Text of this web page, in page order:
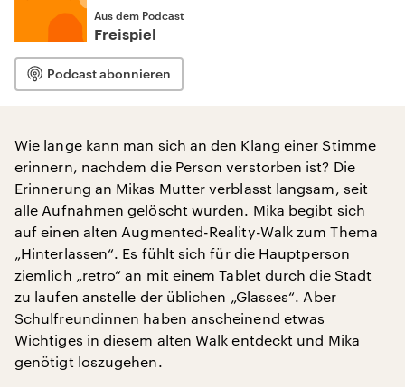
Aus dem Podcast
Freispiel
Podcast abonnieren
Wie lange kann man sich an den Klang einer Stimme
erinnern, nachdem die Person verstorben ist? Die
Erinnerung an Mikas Mutter verblasst langsam, seit
alle Aufnahmen gelöscht wurden. Mika begibt sich
auf einen alten Augmented-Reality-Walk zum Thema
„Hinterlassen“. Es fühlt sich für die Hauptperson
ziemlich „retro“ an mit einem Tablet durch die Stadt
zu laufen anstelle der üblichen „Glasses“. Aber
Schulfreundinnen haben anscheinend etwas
Wichtiges in diesem alten Walk entdeckt und Mika
genötigt loszugehen.